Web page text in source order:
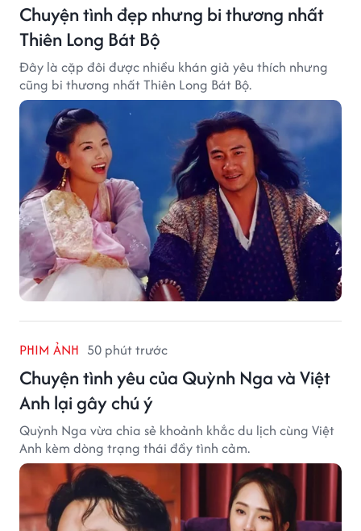
Chuyện tình đẹp nhưng bi thương nhất
Thiên Long Bát Bộ
Đây là cặp đôi được nhiều khán giả yêu thích nhưng
cũng bi thương nhất Thiên Long Bát Bộ.
PHIM ẢNH 50 phút trước
Chuyện tình yêu của Quỳnh Nga và Việt
Anh lại gây chú ý
Quỳnh Nga vừa chia sẻ khoảnh khắc du lịch cùng Việt
Anh kèm dòng trạng thái đầy tình cảm.